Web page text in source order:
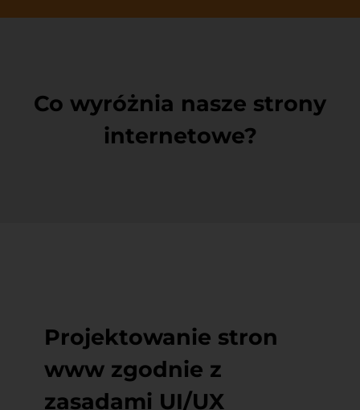
Co wyróżnia nasze strony
internetowe?
Projektowanie stron
www zgodnie z
zasadami UI/UX